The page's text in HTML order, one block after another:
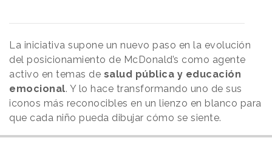
La iniciativa supone un nuevo paso en la evolución
del posicionamiento de McDonald’s como agente
activo en temas de salud pública y educación
emocional. Y lo hace transformando uno de sus
iconos más reconocibles en un lienzo en blanco para
que cada niño pueda dibujar cómo se siente.